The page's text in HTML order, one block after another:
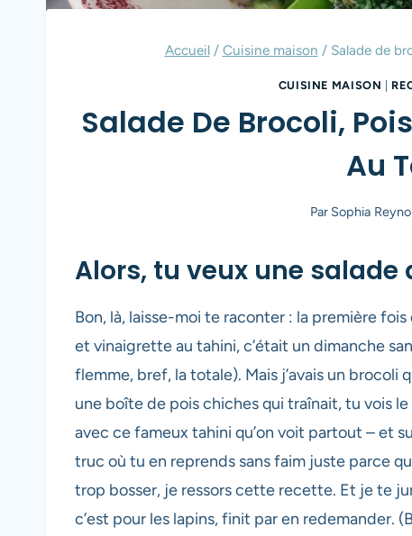
Accueil / Cuisine maison / Salade de
CUISINE MAISON
Salade De Brocoli,
Au
Par Sophia
Alors, tu veux une salade
Bon, là, laisse-moi te raconter : la première
et vinaigrette au tahini, c’était un dimanche
flemme, bref, la totale). Mais j’avais un
une boîte de pois chiches qui traînait, tu vois
avec ce fameux tahini qu’on voit partout – et
truc où tu en reprends sans faim juste parce
trop bosser, je ressors cette recette. Et je te
c’est pour les lapins, finit par en redemander.